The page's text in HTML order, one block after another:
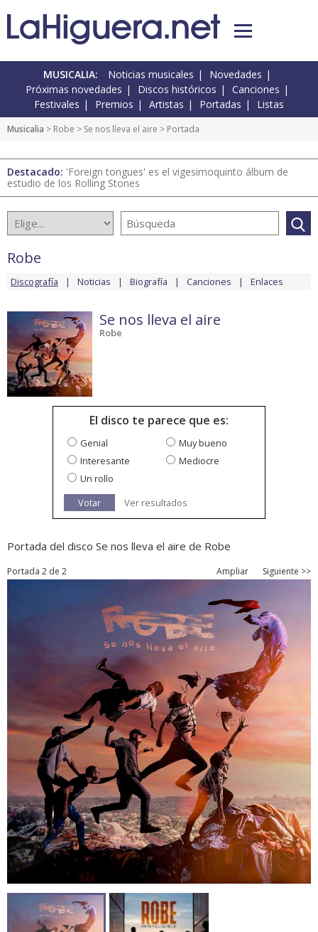
MUSICALIA: Noticias musicales
Novedades
Próximas novedades
Discos históricos
Canciones
Festivales
Premios Artistas Portadas Listas
Musicalia > Robe > Se nos lleva el aire > Portada
Destacado: 'Foreign tongues' es el vigesimoquinto álbum de
estudio de los Rolling Stones
Robe
Discografía Noticias Biografía Canciones Enlaces
Se nos lleva el aire
Robe
El disco te parece que es:
Genial
Muy bueno
Interesante
Mediocre
Un rollo
Votar
Ver resultados
Portada del disco Se nos lleva el aire de Robe
Portada 2 de 2 Ampliar Siguiente >>